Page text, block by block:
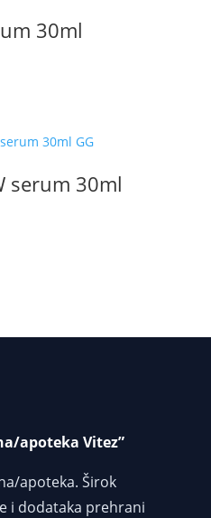
30ml
serum 30ml
apoteka Vitez”
apoteka. Širok
i dodataka prehrani